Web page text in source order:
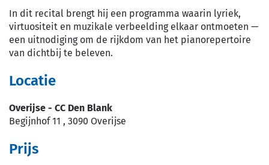
In dit recital brengt hij een programma waarin lyriek,
virtuositeit en muzikale verbeelding elkaar ontmoeten —
een uitnodiging om de rijkdom van het pianorepertoire
van dichtbij te beleven.
Locatie
Overijse - CC Den Blank
Begijnhof 11 , 3090 Overijse
Prijs